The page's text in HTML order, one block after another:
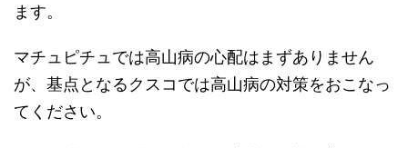
ます。
マチュピチュでは高山病の心配はまずありません
が、基点となるクスコでは高山病の対策をおこなっ
てください。